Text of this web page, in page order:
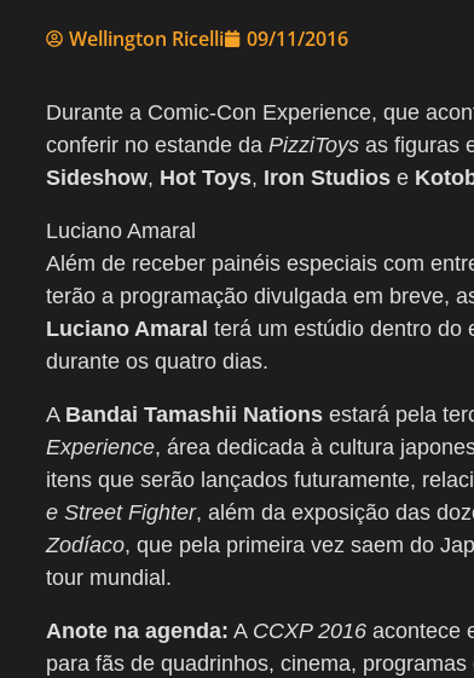
Wellington Ricelli 09/11/2016
Durante a Comic-Con Experience, que
conferir no estande da PizziToys as figuras
Sideshow, Hot Toys, Iron Studios e
Luciano Amaral
Além de receber painéis especiais com
terão a programação divulgada em breve,
Luciano Amaral terá um estúdio dentro do
durante os quatro dias.
A Bandai Tamashii Nations estará pela
Experience, área dedicada à cultura
itens que serão lançados futuramente,
e Street Fighter, além da exposição das
Zodíaco, que pela primeira vez saem do
tour mundial.
Anote na agenda: A CCXP 2016 acontece
para fãs de quadrinhos, cinema,